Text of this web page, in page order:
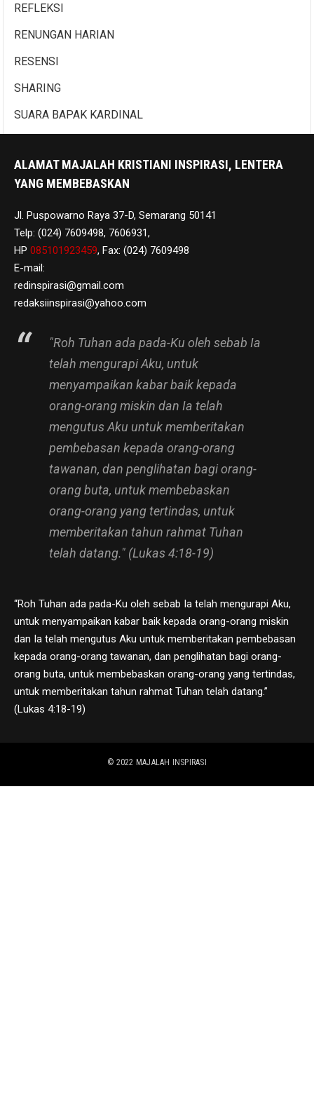
REFLEKSI
RENUNGAN HARIAN
RESENSI
SHARING
SUARA BAPAK KARDINAL
ALAMAT MAJALAH KRISTIANI INSPIRASI, LENTERA
YANG MEMBEBASKAN
Jl. Puspowarno Raya 37-D, Semarang 50141
Telp: (024) 7609498, 7606931,
HP 085101923459, Fax: (024) 7609498
E-mail:
redinspirasi@gmail.com
redaksiinspirasi@yahoo.com
"Roh Tuhan ada pada-Ku oleh sebab Ia
telah mengurapi Aku, untuk
menyampaikan kabar baik kepada
orang-orang miskin dan Ia telah
mengutus Aku untuk memberitakan
pembebasan kepada orang-orang
tawanan, dan penglihatan bagi orang-
orang buta, untuk membebaskan
orang-orang yang tertindas, untuk
memberitakan tahun rahmat Tuhan
telah datang." (Lukas 4:18-19)
“Roh Tuhan ada pada-Ku oleh sebab Ia telah mengurapi Aku,
untuk menyampaikan kabar baik kepada orang-orang miskin
dan Ia telah mengutus Aku untuk memberitakan pembebasan
kepada orang-orang tawanan, dan penglihatan bagi orang-
orang buta, untuk membebaskan orang-orang yang tertindas,
untuk memberitakan tahun rahmat Tuhan telah datang.”
(Lukas 4:18-19)
© 2022 MAJALAH INSPIRASI